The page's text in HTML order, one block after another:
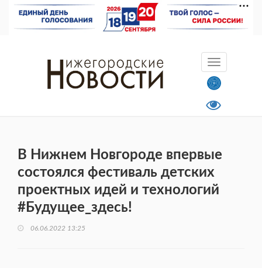
В Нижнем Новгороде впервые
состоялся фестиваль детских
проектных идей и технологий
#Будущее_здесь!
06.06.2022 13:25